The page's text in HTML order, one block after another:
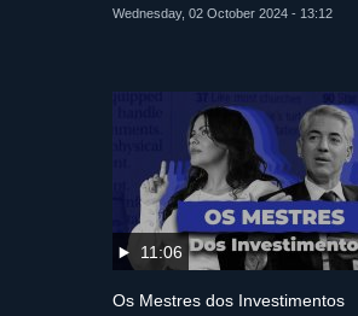
Wednesday, 02 October 2024 - 13:12
11:06
Os Mestres dos Investimentos